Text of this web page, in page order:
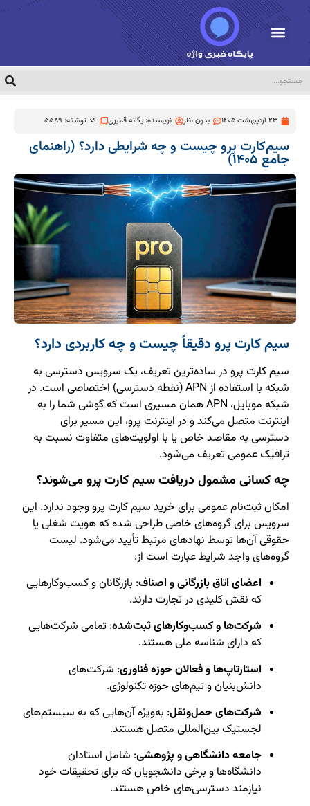
23 اردیبهشت 1405 بدون نظر نویسنده:یگانه قمبری کد نوشته: 5589
سیم‌کارت پرو چیست و چه شرایطی دارد؟ (راهنمای
جامع ۱۴۰۵)
سیم‌ کارت پرو دقیقاً چیست و چه کاربردی دارد؟
سیم‌ کارت پرو در ساده‌ترین تعریف، یک سرویس دسترسی به
شبکه با استفاده از APN (نقطه دسترسی) اختصاصی است. در
شبکه موبایل، APN همان مسیری است که گوشی شما را به
اینترنت متصل می‌کند و در اینترنت پرو، این مسیر برای
دسترسی به مقاصد خاص یا با اولویت‌های متفاوت نسبت به
ترافیک عمومی تعریف می‌شود.
چه کسانی مشمول دریافت سیم‌ کارت پرو می‌شوند؟
امکان ثبت‌نام عمومی برای خرید سیم‌ کارت پرو وجود ندارد. این
سرویس برای گروه‌های خاصی طراحی شده که هویت شغلی یا
حقوقی آن‌ها توسط نهادهای مرتبط تأیید می‌شود. لیست
گروه‌های واجد شرایط عبارت است از:
اعضای اتاق بازرگانی و اصناف: بازرگانان و کسب‌وکارهایی
که نقش کلیدی در تجارت دارند.
شرکت‌ها و کسب‌وکارهای ثبت‌شده: تمامی شرکت‌هایی
که دارای شناسه ملی هستند.
استارتاپ‌ها و فعالان حوزه فناوری: شرکت‌های
دانش‌بنیان و تیم‌های حوزه تکنولوژی.
شرکت‌های حمل‌ونقل: به‌ویژه آن‌هایی که به سیستم‌های
لجستیک بین‌المللی متصل هستند.
جامعه دانشگاهی و پژوهشی: شامل استادان
دانشگاه‌ها و برخی دانشجویان که برای تحقیقات خود
نیازمند دسترسی‌های خاص هستند.